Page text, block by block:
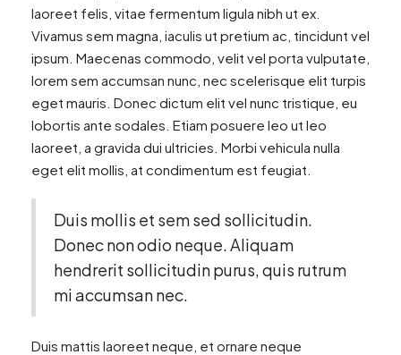
laoreet felis, vitae fermentum ligula nibh ut ex.
Vivamus sem magna, iaculis ut pretium ac, tincidunt vel
ipsum. Maecenas commodo, velit vel porta vulputate,
lorem sem accumsan nunc, nec scelerisque elit turpis
eget mauris. Donec dictum elit vel nunc tristique, eu
lobortis ante sodales. Etiam posuere leo ut leo
laoreet, a gravida dui ultricies. Morbi vehicula nulla
eget elit mollis, at condimentum est feugiat.
Duis mollis et sem sed sollicitudin.
Donec non odio neque. Aliquam
hendrerit sollicitudin purus, quis rutrum
mi accumsan nec.
Duis mattis laoreet neque, et ornare neque